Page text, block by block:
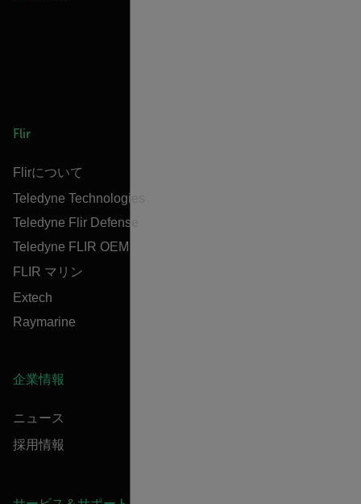
Flir
Flirについて
Teledyne Technologies
Teledyne Flir Defense
Teledyne FLIR OEM
FLIR マリン
Extech
Raymarine
企業情報
ニュース
採用情報